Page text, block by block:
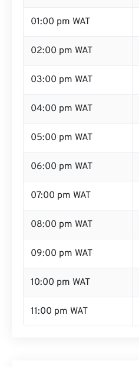
01:00 pm WAT
02:00 pm WAT
03:00 pm WAT
04:00 pm WAT
05:00 pm WAT
06:00 pm WAT
07:00 pm WAT
08:00 pm WAT
09:00 pm WAT
10:00 pm WAT
11:00 pm WAT